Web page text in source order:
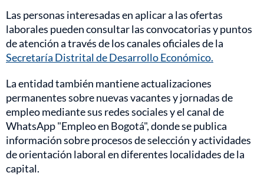
Las personas interesadas en aplicar a las ofertas
laborales pueden consultar las convocatorias y puntos
de atención a través de los canales oficiales de la
Secretaría Distrital de Desarrollo Económico.
La entidad también mantiene actualizaciones
permanentes sobre nuevas vacantes y jornadas de
empleo mediante sus redes sociales y el canal de
WhatsApp "Empleo en Bogotá", donde se publica
información sobre procesos de selección y actividades
de orientación laboral en diferentes localidades de la
capital.